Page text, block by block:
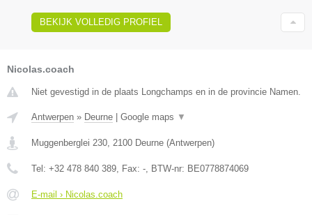
BEKIJK VOLLEDIG PROFIEL
Nicolas.coach
Niet gevestigd in de plaats Longchamps en in de provincie Namen.
Antwerpen » Deurne Google maps ▼
Muggenberglei 230, 2100 Deurne (Antwerpen)
Tel: +32 478 840 389, Fax: -, BTW-nr: BE0778874069
E-mail › Nicolas.coach